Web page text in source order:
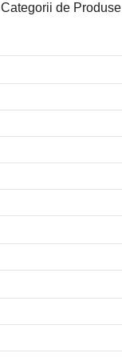
Categorii de Produse